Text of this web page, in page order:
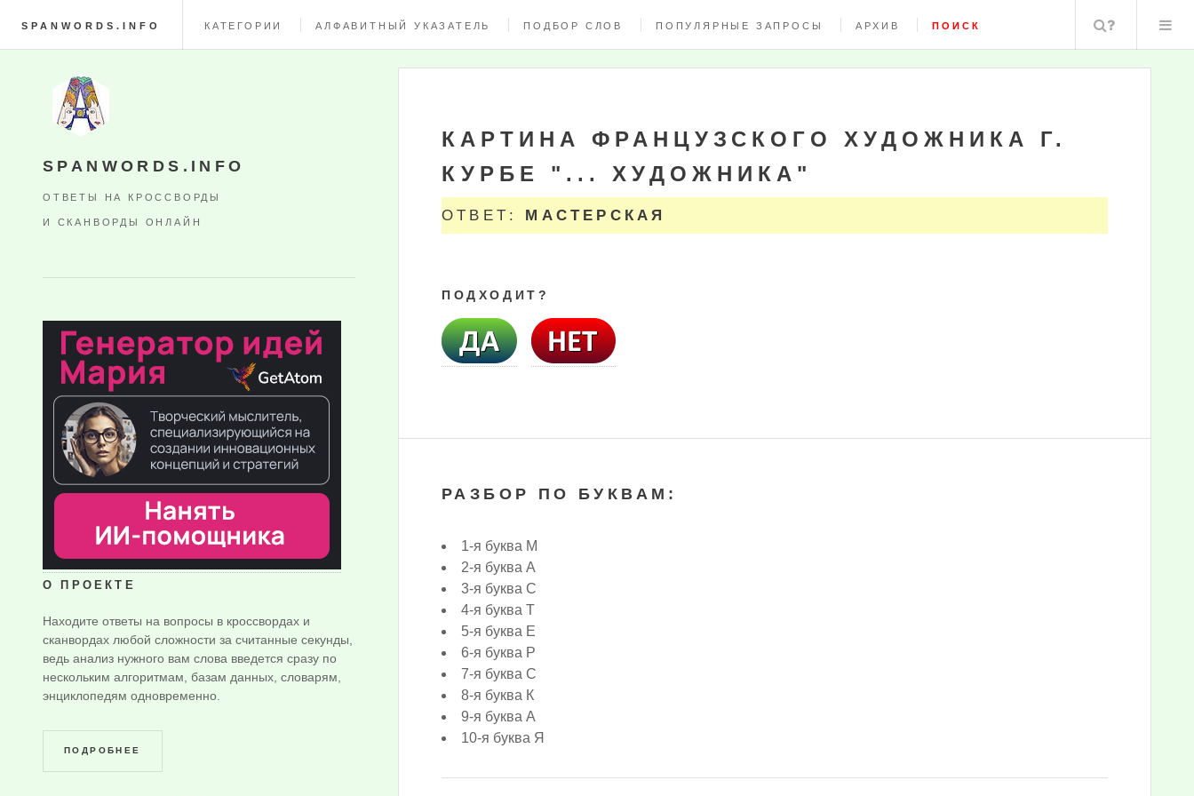
SPANWORDS.INFO КАТЕГОРИИ АЛФАВИТНЫЙ УКАЗАТЕЛЬ ПОДБОР СЛОВ ПОПУЛЯРНЫЕ ЗАПРОСЫ АРХИВ ПОИСК Поиск
КАРТИНА ФРАНЦУЗСКОГО ХУДОЖНИКА Г.
КУРБЕ "... ХУДОЖНИКА"
ОТВЕТ: МАСТЕРСКАЯ
ПОДХОДИТ?
РАЗБОР ПО БУКВАМ:
1-я буква М
2-я буква А
3-я буква С
4-я буква Т
5-я буква Е
6-я буква Р
7-я буква С
8-я буква К
9-я буква А
10-я буква Я
SPANWORDS.INFO
ОТВЕТЫ НА КРОССВОРДЫ
И СКАНВОРДЫ ОНЛАЙН
О ПРОЕКТЕ
Находите ответы на вопросы в кроссвордах и
сканвордах любой сложности за считанные секунды,
ведь анализ нужного вам слова введется сразу по
нескольким алгоритмам, базам данных, словарям,
энциклопедям одновременно.
ПОДРОБНЕЕ